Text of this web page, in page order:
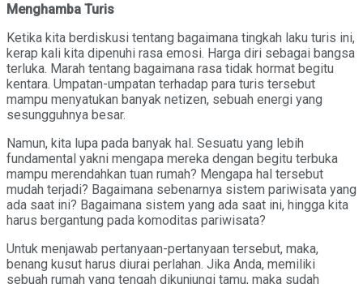
Menghamba Turis
Ketika kita berdiskusi tentang bagaimana tingkah laku turis ini,
kerap kali kita dipenuhi rasa emosi. Harga diri sebagai bangsa
terluka. Marah tentang bagaimana rasa tidak hormat begitu
kentara. Umpatan-umpatan terhadap para turis tersebut
mampu menyatukan banyak netizen, sebuah energi yang
sesungguhnya besar.
Namun, kita lupa pada banyak hal. Sesuatu yang lebih
fundamental yakni mengapa mereka dengan begitu terbuka
mampu merendahkan tuan rumah? Mengapa hal tersebut
mudah terjadi? Bagaimana sebenarnya sistem pariwisata yang
ada saat ini? Bagaimana sistem yang ada saat ini, hingga kita
harus bergantung pada komoditas pariwisata?
Untuk menjawab pertanyaan-pertanyaan tersebut, maka,
benang kusut harus diurai perlahan. Jika Anda, memiliki
sebuah rumah yang tengah dikunjungi tamu, maka sudah